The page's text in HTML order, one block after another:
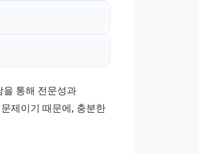
통해 전문성과
제이기 때문에, 충분한